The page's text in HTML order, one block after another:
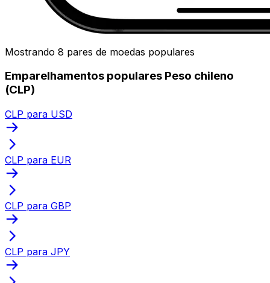
Mostrando 8 pares de moedas populares
Emparelhamentos populares Peso chileno
(CLP)
CLP para USD
CLP para EUR
CLP para GBP
CLP para JPY